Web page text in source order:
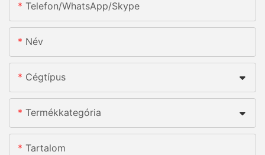
Telefon/WhatsApp/Skype
Név
Cégtípus
Termékkategória
Tartalom